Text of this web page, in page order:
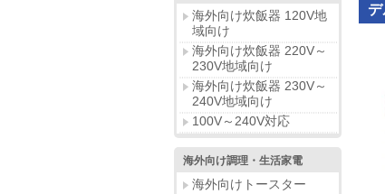
海外向け炊飯器 120V地
域向け
海外向け炊飯器 220V～
230V地域向け
海外向け炊飯器 230V～
240V地域向け
100V～240V対応
海外向け調理・生活家電
海外向けトースター